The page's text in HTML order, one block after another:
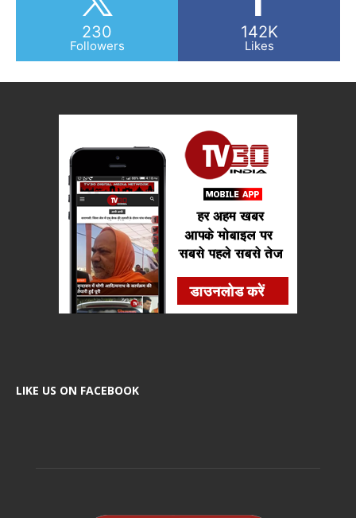
230
Followers
142K
Likes
LIKE US ON FACEBOOK